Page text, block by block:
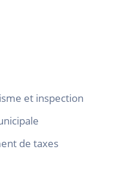
et inspection
de taxes